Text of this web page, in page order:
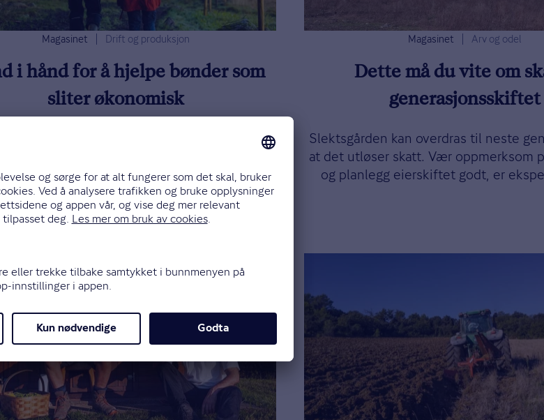
Magasinet Drift og produksjon
i hånd for å hjelpe bønder som
sliter økonomisk
bønder med økonomiske problemer.
Magasinet Arv og odel
Dette må du vite om
generasjonsskiftet
Slektsgården kan overdras til neste
at det utløser skatt. Vær oppmerksom
og planlegg eierskiftet godt, er